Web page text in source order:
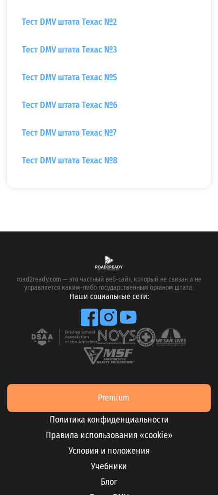
Тест DMV штата Техас №2
Тест DMV штата Техас №3
Тест DMV штата Техас №5
Тест DMV штата Техас №6
Тест DMV штата Техас №7
Тест DMV штата Техас №8
road2ready.com — это частный веб-сайт, который не связан и не
управляется каким-либо государственным органом штата.
Наши социальные сети:
Учебники
Блог
Premium
Политика конфиденциальности
Правила использования «cookie»
Условия и положения